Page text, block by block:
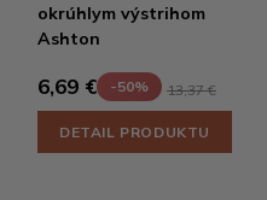
okrúhlym výstrihom
Ashton
6,69 € -50% 13,37 €
DETAIL PRODUKTU